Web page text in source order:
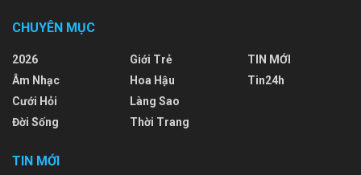
CHUYÊN MỤC
2026
Âm Nhạc
Cưới Hỏi
Đời Sống
Giới Trẻ
Hoa Hậu
Làng Sao
Thời Trang
TIN MỚI
Tin24h
TIN MỚI